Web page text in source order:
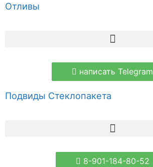
Отливы
написать Telegram
Подвиды Стеклопакета
8-901-184-80-52